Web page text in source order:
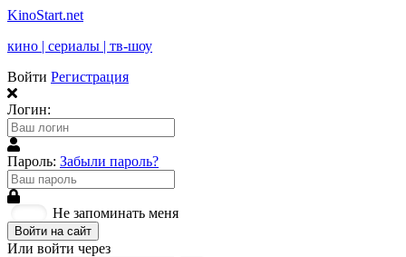
KinoStart.net
кино | сериалы | тв-шоу
Войти Регистрация
Логин:
Пароль: Забыли пароль?
Не запоминать меня
Войти на сайт
Или войти через